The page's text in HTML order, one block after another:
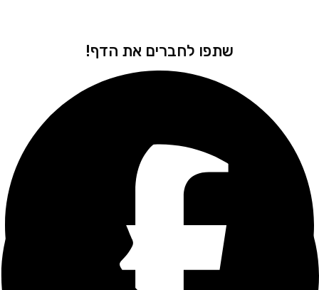
שתפו לחברים את הדף!